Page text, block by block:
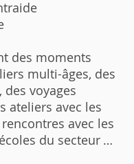
des moments
multi-âges, des
voyages
ateliers avec les
avec les
du secteur …